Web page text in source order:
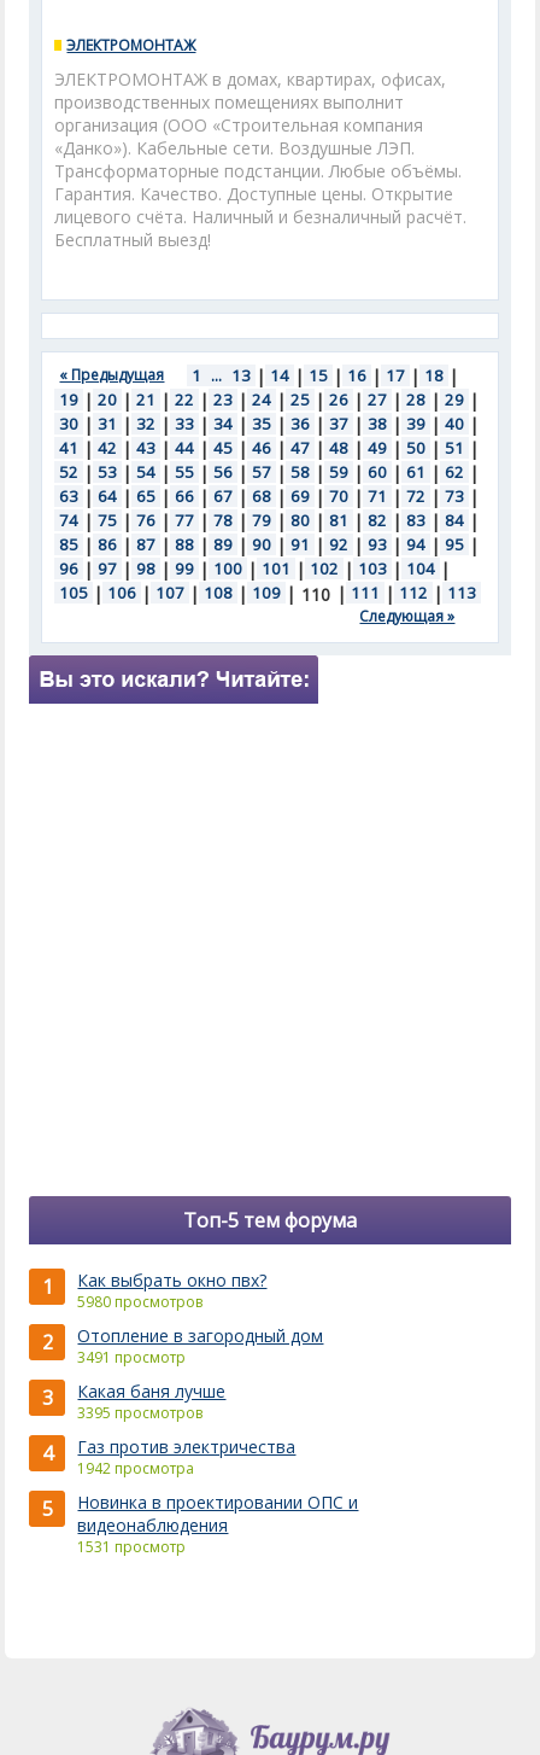
ЭЛЕКТРОМОНТАЖ
ЭЛЕКТРОМОНТАЖ в домах, квартирах, офисах,
производственных помещениях выполнит
организация (ООО «Строительная компания
«Данко»). Кабельные сети. Воздушные ЛЭП.
Трансформаторные подстанции. Любые объёмы.
Гарантия. Качество. Доступные цены. Открытие
лицевого счёта. Наличный и безналичный расчёт.
Бесплатный выезд!
« Предыдущая 1 ... 13 | 14 | 15 | 16 | 17 | 18 |
19 | 20 | 21 | 22 | 23 | 24 | 25 | 26 | 27 | 28 | 29 |
30 | 31 | 32 | 33 | 34 | 35 | 36 | 37 | 38 | 39 | 40 |
41 | 42 | 43 | 44 | 45 | 46 | 47 | 48 | 49 | 50 | 51 |
52 | 53 | 54 | 55 | 56 | 57 | 58 | 59 | 60 | 61 | 62 |
63 | 64 | 65 | 66 | 67 | 68 | 69 | 70 | 71 | 72 | 73 |
74 | 75 | 76 | 77 | 78 | 79 | 80 | 81 | 82 | 83 | 84 |
85 | 86 | 87 | 88 | 89 | 90 | 91 | 92 | 93 | 94 | 95 |
96 | 97 | 98 | 99 | 100 | 101 | 102 | 103 | 104 |
105 | 106 | 107 | 108 | 109 | 110 | 111 | 112 | 113
Следующая »
Топ-5 тем форума
1 Как выбрать окно пвх?
5980 просмотров
2 Отопление в загородный дом
3491 просмотр
3 Какая баня лучше
3395 просмотров
4 Газ против электричества
1942 просмотра
5
Новинка в проектировании ОПС и
видеонаблюдения
1531 просмотр